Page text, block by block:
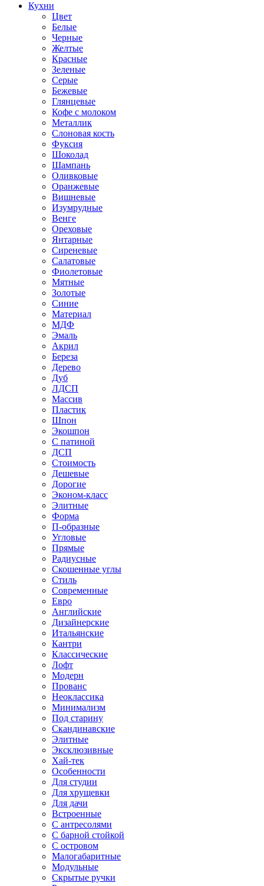
Кухни
Цвет
Белые
Черные
Желтые
Красные
Зеленые
Серые
Бежевые
Глянцевые
Кофе с молоком
Металлик
Слоновая кость
Фуксия
Шоколад
Шампань
Оливковые
Оранжевые
Вишневые
Изумрудные
Венге
Ореховые
Янтарные
Сиреневые
Салатовые
Фиолетовые
Мятные
Золотые
Синие
Материал
МДФ
Эмаль
Акрил
Береза
Дерево
Дуб
ЛДСП
Массив
Пластик
Шпон
Экошпон
С патиной
ДСП
Стоимость
Дешевые
Дорогие
Эконом-класс
Элитные
Форма
П-образные
Угловые
Прямые
Радиусные
Скошенные углы
Стиль
Современные
Евро
Английские
Дизайнерские
Итальянские
Кантри
Классические
Лофт
Модерн
Прованс
Неоклассика
Минимализм
Под старину
Скандинавские
Элитные
Эксклюзивные
Хай-тек
Особенности
Для студии
Для хрущевки
Для дачи
Встроенные
С антресолями
С барной стойкой
С островом
Малогабаритные
Модульные
Скрытые ручки